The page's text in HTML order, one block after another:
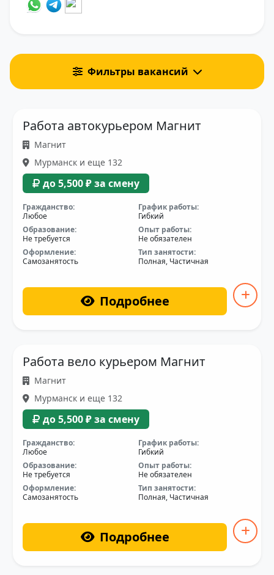
Фильтры вакансий
Работа автокурьером Магнит
Магнит
Мурманск и еще 132
до 5,500 ₽ за смену
Гражданство:
Любое
График работы:
Гибкий
Образование:
Не требуется
Опыт работы:
Не обязателен
Оформление:
Самозанятость
Тип занятости:
Полная, Частичная
Подробнее
Работа вело курьером Магнит
Магнит
Мурманск и еще 132
до 5,500 ₽ за смену
Гражданство:
Любое
График работы:
Гибкий
Образование:
Не требуется
Опыт работы:
Не обязателен
Оформление:
Самозанятость
Тип занятости:
Полная, Частичная
Подробнее